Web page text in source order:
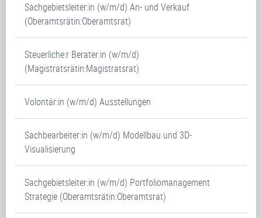
Sachgebietsleiter:in (w/m/d) An- und Verkauf
(Oberamtsrätin:Oberamtsrat)
Steuerliche:r Berater:in (w/m/d)
(Magistratsrätin:Magistratsrat)
Volontär:in (w/m/d) Ausstellungen
Sachbearbeiter:in (w/m/d) Modellbau und 3D-
Visualisierung
Sachgebietsleiter:in (w/m/d) Portfoliomanagement
Strategie (Oberamtsrätin:Oberamtsrat)